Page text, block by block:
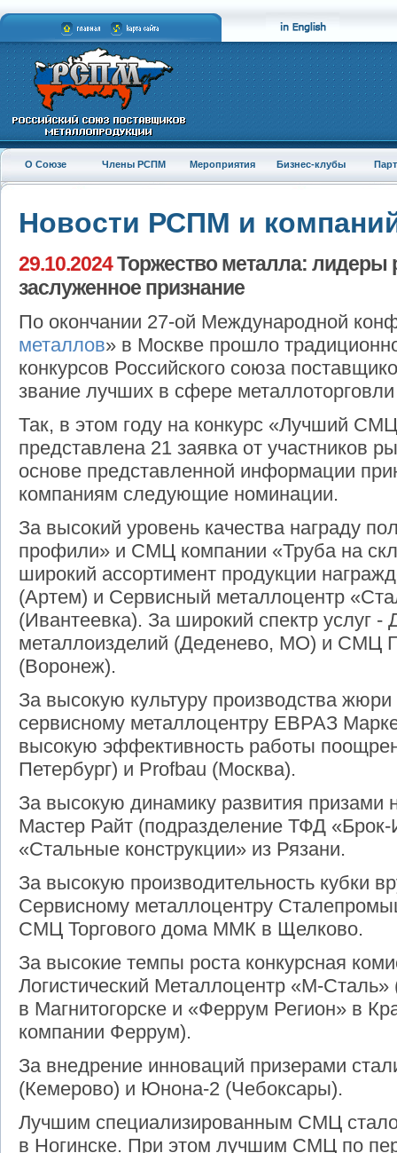
О Союзе Члены РСПМ Мероприятия Бизнес-клубы
Новости РСПМ и
29.10.2024Торжество металла: лидеры
заслуженное признание
По окончании 27-ой Международной
металлов» в Москве прошло
конкурсов Российского союза
звание лучших в сфере
Так, в этом году на конкурс «Лучший
представлена 21 заявка от участников
основе представленной информации
компаниям следующие номинации.
За высокий уровень качества награду
профили» и СМЦ компании «Труба на
широкий ассортимент продукции
(Артем) и Сервисный металлоцентр
(Ивантеевка). За широкий спектр услуг -
металлоизделий (Деденево, МО) и СМЦ
(Воронеж).
За высокую культуру производства жюри
сервисному металлоцентру ЕВРАЗ
высокую эффективность работы
Петербург) и Profbau (Москва).
За высокую динамику развития призами
Мастер Райт (подразделение ТФД
«Стальные конструкции» из Рязани.
За высокую производительность кубки
Сервисному металлоцентру
СМЦ Торгового дома ММК в Щелково.
За высокие темпы роста конкурсная
Логистический Металлоцентр «М-
в Магнитогорске и «Феррум Регион» в
компании Феррум).
За внедрение инноваций призерами
(Кемерово) и Юнона-2 (Чебоксары).
Лучшим специализированным СМЦ
в Ногинске. При этом лучшим СМЦ по